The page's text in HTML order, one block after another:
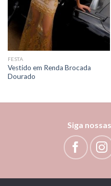
FESTA
Vestido em Renda Brocada
Dourado
Siga
Bem vinda!